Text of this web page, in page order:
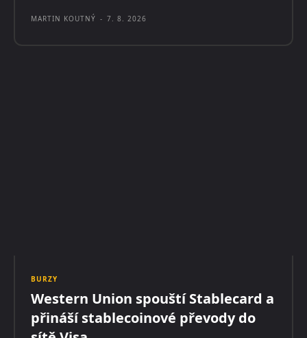
MARTIN KOUTNÝ - 7. 8. 2026
BURZY
Western Union spouští Stablecard a
přináší stablecoinové převody do